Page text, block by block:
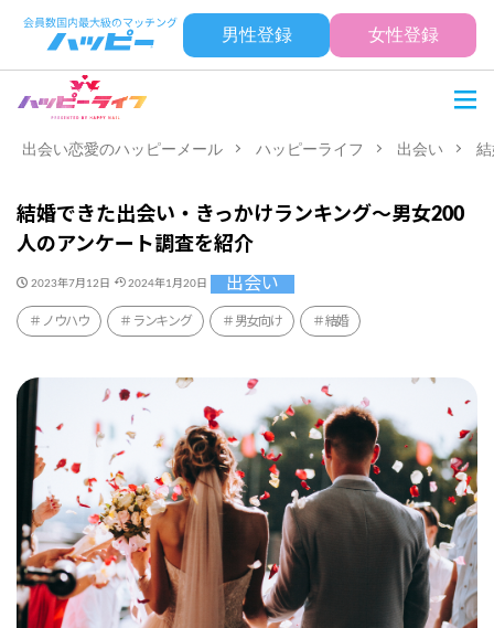
男性登録 女性登録
出会い恋愛のハッピーメール ハッピーライフ 出会い
結婚できた出会い・きっかけランキング〜男女200
人のアンケート調査を紹介
2023年7月12日 2024年1月20日 出会い
ノウハウ ランキング 男女向け 結婚